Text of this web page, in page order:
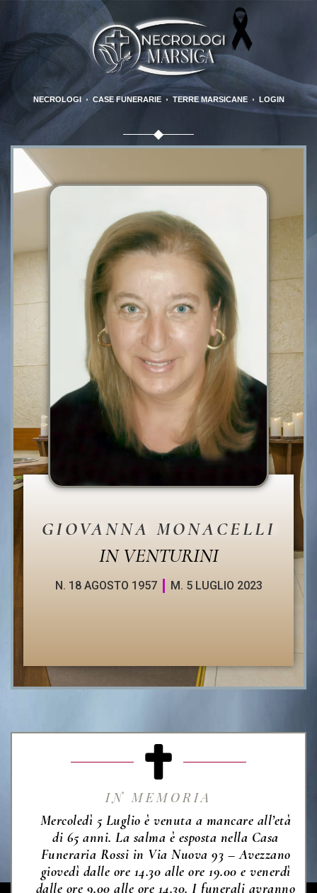
NECROLOGI CASE FUNERARIE TERRE MARSICANE LOGIN
GIOVANNA MONACELLI
IN VENTURINI
N. 18 AGOSTO 1957 M. 5 LUGLIO 2023
IN MEMORIA
Mercoledì 5 Luglio è venuta a mancare all’età
di 65 anni. La salma è esposta nella Casa
Funeraria Rossi in Via Nuova 93 – Avezzano
giovedì dalle ore 14.30 alle ore 19.00 e venerdì
dalle ore 9.00 alle ore 14.30. I funerali avranno